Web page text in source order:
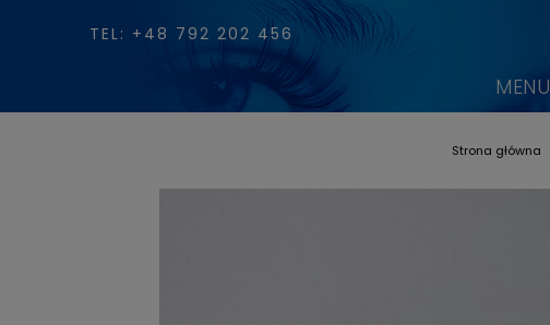
TEL: +48 792 202 456
MENU
Strona główna